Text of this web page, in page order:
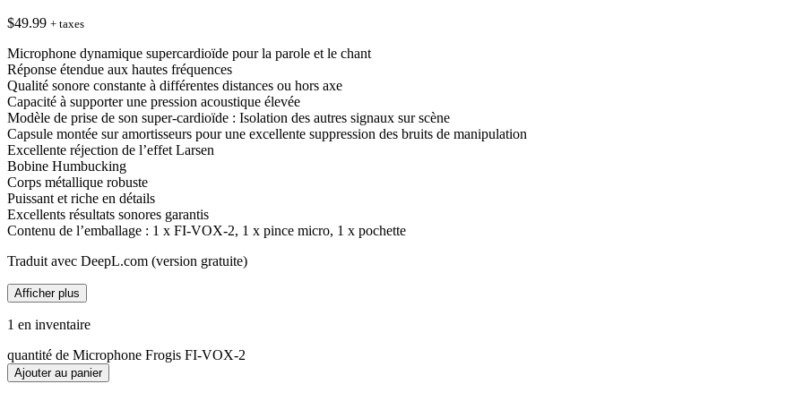
$49.99 + taxes
Microphone dynamique supercardioïde pour la parole et le chant
Réponse étendue aux hautes fréquences
Qualité sonore constante à différentes distances ou hors axe
Capacité à supporter une pression acoustique élevée
Modèle de prise de son super-cardioïde : Isolation des autres signaux sur scène
Capsule montée sur amortisseurs pour une excellente suppression des bruits de manipulation
Excellente réjection de l’effet Larsen
Bobine Humbucking
Corps métallique robuste
Puissant et riche en détails
Excellents résultats sonores garantis
Contenu de l’emballage : 1 x FI-VOX-2, 1 x pince micro, 1 x pochette
Traduit avec DeepL.com (version gratuite)
Afficher plus
1 en inventaire
quantité de Microphone Frogis FI-VOX-2
Ajouter au panier